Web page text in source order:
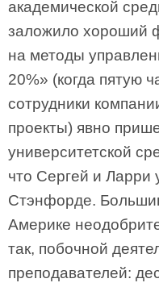
академической
заложило хороший
на методы
20%» (когда пятую
сотрудники
проекты) явно
университетской
что Сергей и Ларри
Стэнфорде.
Америке
так, побочной
преподавателей: